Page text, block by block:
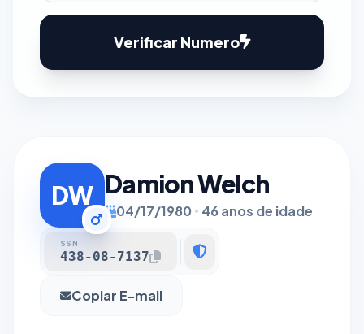
Verificar Numero
DW Damion Welch
04/17/1980 46 anos de idade
SSN
438-08-7137
Copiar E-mail